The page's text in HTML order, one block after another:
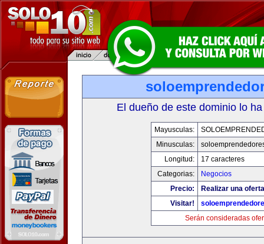
El dueño de este dominio lo
Mayusculas:
Minusculas:
Longitud:
17 caracteres
Categorias:
Negocios
Precio:
Realizar una
Visitar!
Serán consideradas